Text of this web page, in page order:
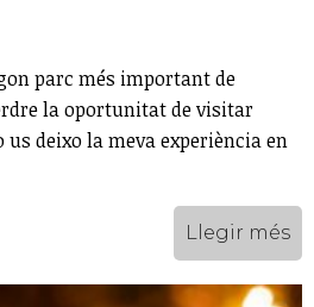
parc més important de
la oportunitat de visitar
deixo la meva experiència en
Llegir més